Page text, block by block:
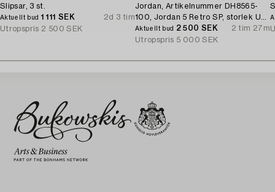
Slipsar, 3 st.
Aktuellt bud 1 111 SEK
2d 3 tim
Utropspris 2 500 SEK
Jordan, Artikelnummer DH8565-
100, Jordan 5 Retro SP, storlek US
9.
Aktuellt bud 2 500 SEK
2 tim 27m
Utropspris 5 000 SEK